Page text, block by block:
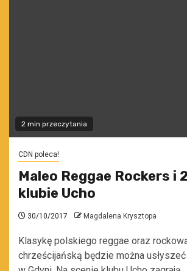
2 min przeczytania
CDN poleca!
Maleo Reggae Rockers i
klubie Ucho
30/10/2017 Magdalena Krysztopa
Klasykę polskiego reggae oraz
chrześcijańską będzie można